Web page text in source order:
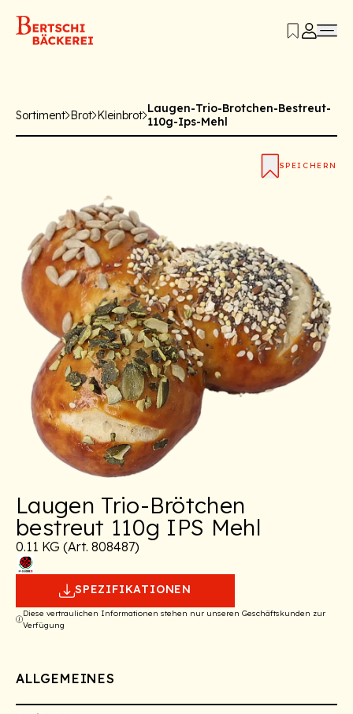
Sortiment Brot Kleinbrot Laugen-Trio-Brotchen-Bestreut-
110g-Ips-Mehl
SPEICHERN
Laugen Trio-Brötchen
bestreut 110g IPS Mehl
0.11 KG (Art. 808487)
SPEZIFIKATIONEN
Diese vertraulichen Informationen stehen nur unseren Geschäftskunden zur
Verfügung
ALLGEMEINES